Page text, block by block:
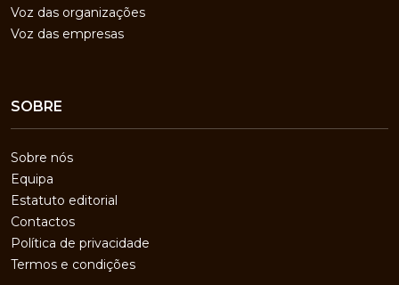
Voz das organizações
Voz das empresas
SOBRE
Sobre nós
Equipa
Estatuto editorial
Contactos
Política de privacidade
Termos e condições